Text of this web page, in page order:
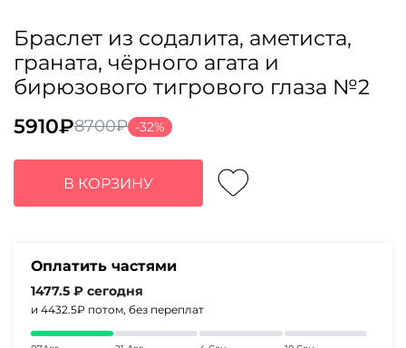
Браслет из содалита, аметиста,
граната, чёрного агата и
бирюзового тигрового глаза №2
8700₽
Первоначальная
цена
составляла
8700₽.
5910₽
Текущая
цена:
5910₽.
-32%
В КОРЗИНУ
Оплатить частями
1477.5 ₽ сегодня
и 4432.5₽ потом, без переплат